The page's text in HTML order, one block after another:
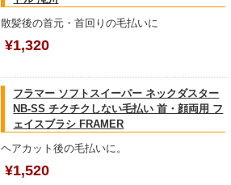
散髪後の首元・首回りの毛払いに
¥1,320
フラマー ソフトスイーパー ネックダスター
NB-SS チクチクしない毛払い 首・顔両用 フ
ェイスブラシ FRAMER
ヘアカット後の毛払いに。
¥1,520